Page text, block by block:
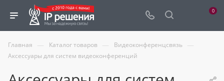
0
Главная — Каталог товаров — Видеоконференцсвязь —
Аксессуары для систем видеоконференций